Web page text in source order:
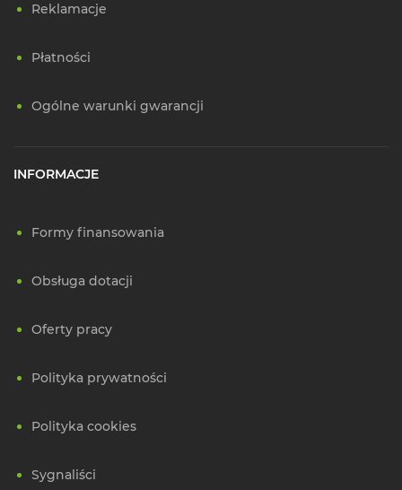
Reklamacje
Płatności
Ogólne warunki gwarancji
INFORMACJE
Formy finansowania
Obsługa dotacji
Oferty pracy
Polityka prywatności
Polityka cookies
Sygnaliści